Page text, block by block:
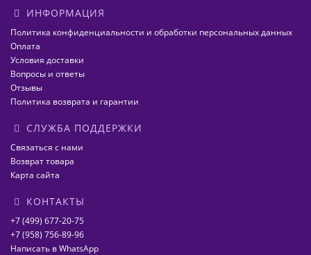
ИНФОРМАЦИЯ
Политика конфиденциальности и обработки персональных данных
Оплата
Условия доставки
Вопросы и ответы
Отзывы
Политика возврата и гарантии
СЛУЖБА ПОДДЕРЖКИ
Связаться с нами
Возврат товара
Карта сайта
КОНТАКТЫ
+7 (499) 677-20-75
+7 (958) 756-89-96
Написать в WhatsApp